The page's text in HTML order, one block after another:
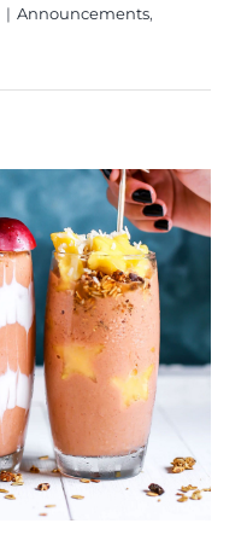
| Announcements,